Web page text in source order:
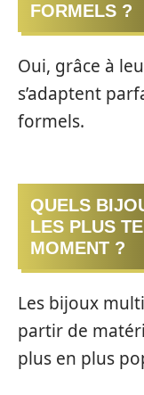
FORMELS ?
Oui, grâce à
s’adaptent
formels.
QUELS
LES PLUS
MOMENT ?
Les bijoux
partir de
plus en plus